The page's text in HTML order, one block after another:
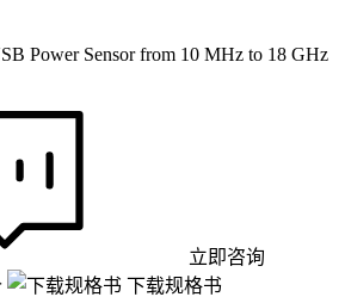
Power Sensor from 10 MHz to 18 GHz
立即咨询
下载规格书